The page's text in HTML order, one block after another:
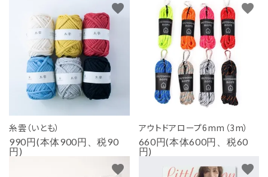
糸雲（いとも）
990円(本体900円、税90
円)
favorite
アウトドアロープ6mm（3m）
660円(本体600円、税60
円)
favorite
favorite favorite